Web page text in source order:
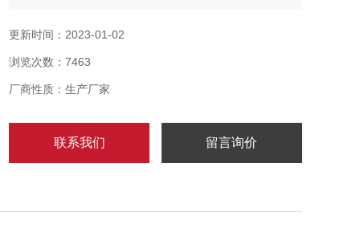
IEC60079-1和欧洲标准。
更新时间：2023-01-02
浏览次数：7463
厂商性质：生产厂家
联系我们 留言询价